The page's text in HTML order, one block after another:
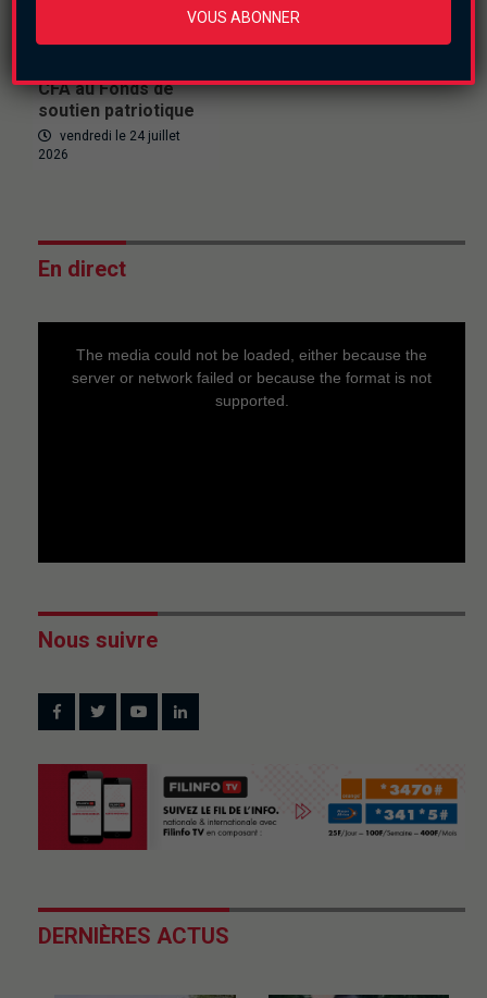
Burkina : Smarty
CFA au Fonds de
soutien patriotique
vendredi le 24 juillet
2026
En direct
The media could not be loaded, either because the
server or network failed or because the format is not
supported.
Nous suivre
DERNIÈRES ACTUS
VOUS ABONNER